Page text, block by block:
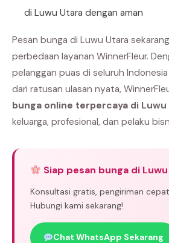
di Luwu Utara dengan aman
Pesan bunga di Luwu Utara
perbedaan layanan WinnerFleur.
pelanggan puas di seluruh
dari ratusan ulasan nyata,
bunga online terpercaya di Luwu
keluarga, profesional, dan pelaku
Siap pesan bunga di
Konsultasi gratis, pengiriman
Hubungi kami sekarang!
Chat WhatsApp Sekarang